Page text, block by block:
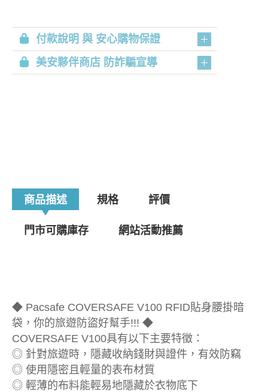
付款說明 與 安心購物保證
美安夥伴商店 防詐騙宣導
商品描述 規格 評價
門市可購庫存 網站活動推薦
◆ Pacsafe COVERSAFE V100 RFID貼身腰掛暗
袋，你的旅遊防盜好幫手!!! ◆
COVERSAFE V100具有以下主要特徵：
◎ 針對旅遊時，隱藏收納錢財與證件，有效防竊
◎ 使用隱密且輕量的表布材質
◎ 輕薄的布料能輕易地隱藏於衣物底下